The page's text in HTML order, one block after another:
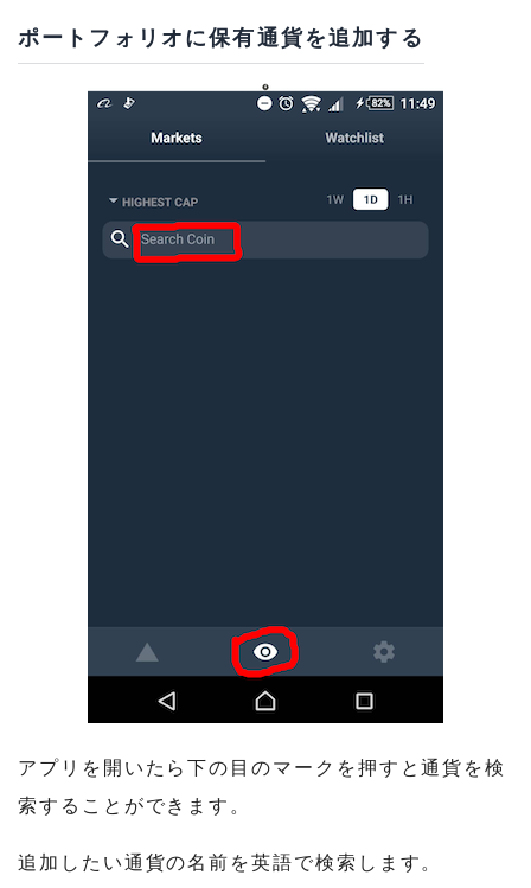
ポートフォリオに保有通貨を追加する
アプリを開いたら下の目のマークを押すと通貨を検
索することができます。
追加したい通貨の名前を英語で検索します。